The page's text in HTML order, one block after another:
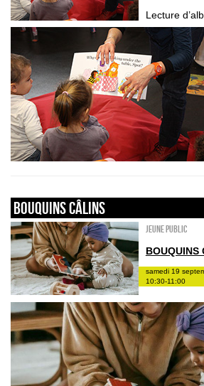
Lecture
Bouquins câlins
Jeune public
BOUQUINS
samedi 19
10:30-11:00